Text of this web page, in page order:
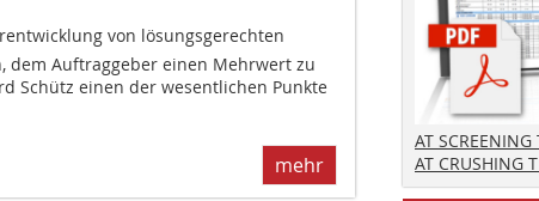
von lösungsgerechten
dem Auftraggeber einen Mehrwert zu
Schütz einen der wesentlichen Punkte
mehr
AT
AT CRUSHING